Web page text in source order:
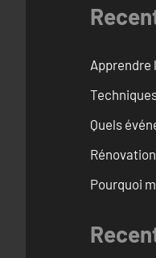
Apprendre
Quels
Pourquoi